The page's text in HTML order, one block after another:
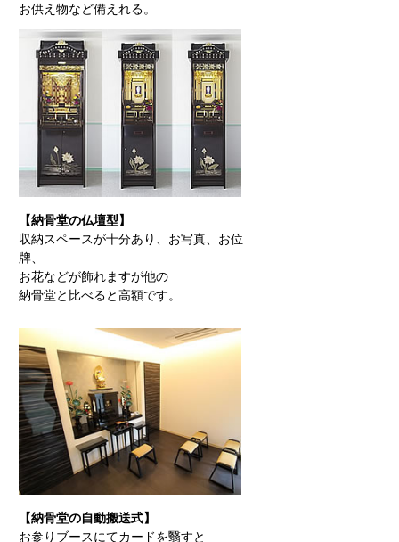
お供え物など備えれる。
【納骨堂の仏壇型】
収納スペースが十分あり、お写真、お位
牌、
お花などが飾れますが他の
納骨堂と比べると高額です。
【納骨堂の自動搬送式】
お参りブースにてカードを翳すと